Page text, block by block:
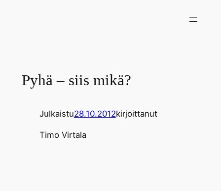
Pyhä – siis mikä?
Julkaistu28.10.2012kirjoittanut
Timo Virtala